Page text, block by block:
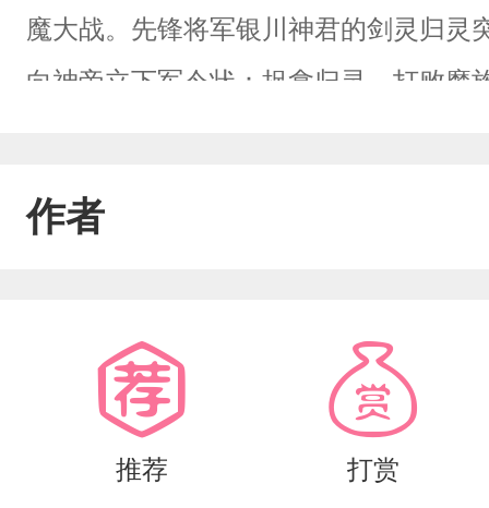
魔大战。先锋将军银川神君的剑灵归灵
向神帝立下军令状：捉拿归灵，打败魔
作者
推荐 打赏